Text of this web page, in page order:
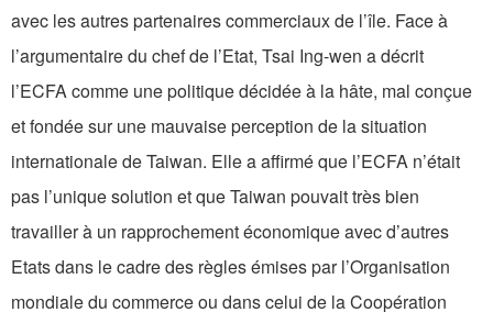
avec les autres partenaires commerciaux de l’île. Face à
l’argumentaire du chef de l’Etat, Tsai Ing-wen a décrit
l’ECFA comme une politique décidée à la hâte, mal conçue
et fondée sur une mauvaise perception de la situation
internationale de Taiwan. Elle a affirmé que l’ECFA n’était
pas l’unique solution et que Taiwan pouvait très bien
travailler à un rapprochement économique avec d’autres
Etats dans le cadre des règles émises par l’Organisation
mondiale du commerce ou dans celui de la Coopération